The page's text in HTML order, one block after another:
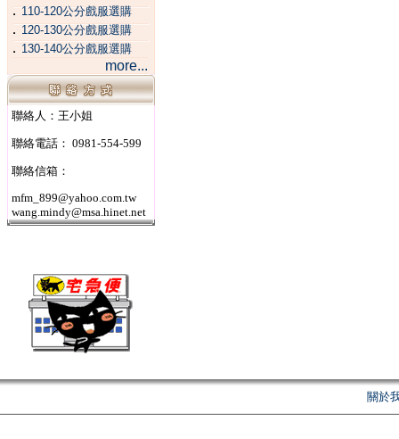
．110-120公分戲服選購
．120-130公分戲服選購
． 130-140公分戲服選購
more...
聯絡人：王小姐
聯絡電話： 0981-554-599
聯絡信箱：
mfm_899@yahoo.com.tw
wang.mindy@msa.hinet.net
關於